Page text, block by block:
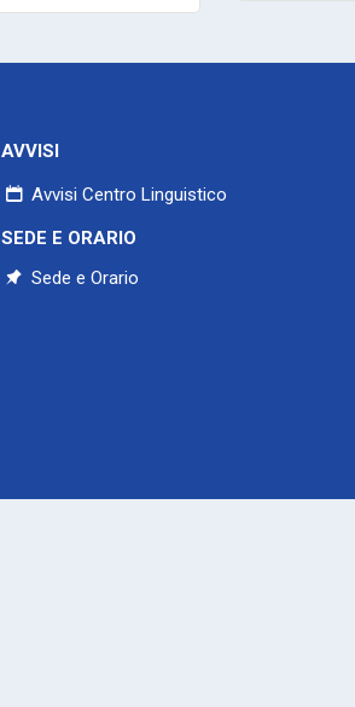
AVVISI
Avvisi Centro Linguistico
SEDE E ORARIO
Sede e Orario